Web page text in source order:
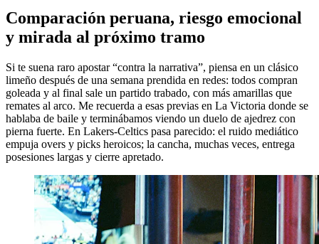
Comparación peruana, riesgo emocional
y mirada al próximo tramo
Si te suena raro apostar “contra la narrativa”, piensa en un clásico
limeño después de una semana prendida en redes: todos compran
goleada y al final sale un partido trabado, con más amarillas que
remates al arco. Me recuerda a esas previas en La Victoria donde se
hablaba de baile y terminábamos viendo un duelo de ajedrez con
pierna fuerte. En Lakers-Celtics pasa parecido: el ruido mediático
empuja overs y picks heroicos; la cancha, muchas veces, entrega
posesiones largas y cierre apretado.